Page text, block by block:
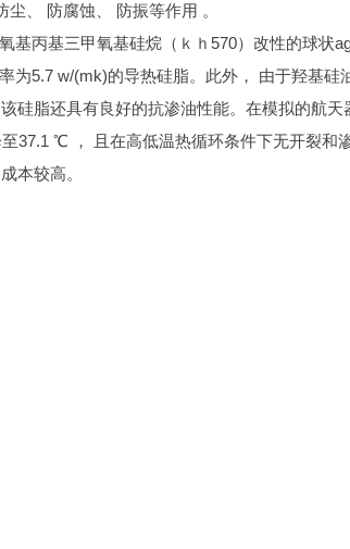
、 防腐蚀、 防振等作用 。
基丙基三甲氧基硅烷（ｋｈ570）改性的球状
为5.7 w/(mk)的导热硅脂。此外， 由于羟基硅
硅脂还具有良好的抗渗油性能。在模拟的航天
37.1 ℃ ， 且在高低温热循环条件下无开裂和
本较高。